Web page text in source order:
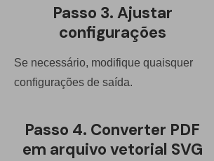
Passo 3. Ajustar
configurações
Se necessário, modifique quaisquer
configurações de saída.
Passo 4. Converter PDF
em arquivo vetorial SVG